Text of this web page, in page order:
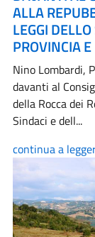
ALLA
LEGGI
PROVINCIA
Nino Lombardi,
davanti al
della Rocca dei
Sindaci e dell...
continua a